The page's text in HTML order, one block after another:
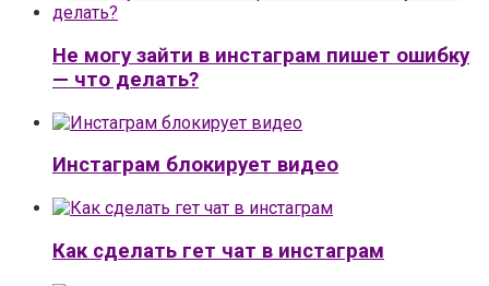
Не могу зайти в инстаграм пишет ошибку
— что делать?
Инстаграм блокирует видео
Как сделать гет чат в инстаграм